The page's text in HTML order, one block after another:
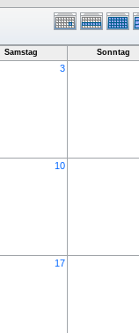
Samstag Sonntag
3
10
17